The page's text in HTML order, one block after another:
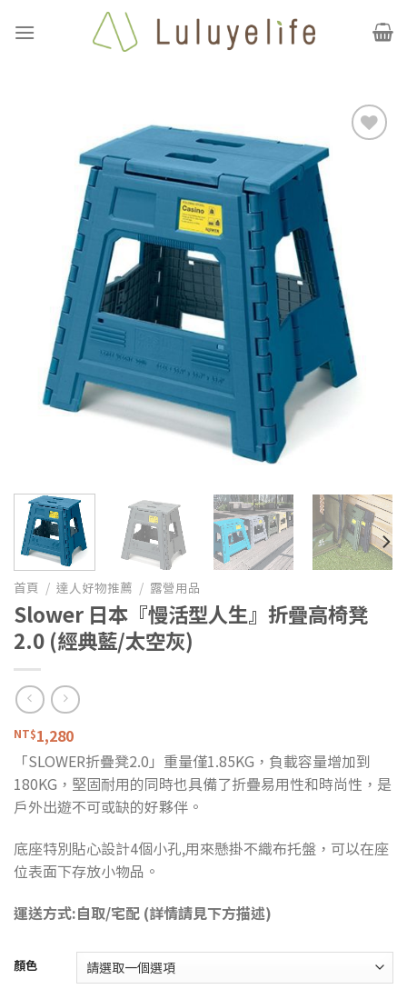
首頁 / 達人好物推薦 / 露營用品
Slower 日本『慢活型人生』折疊高椅凳
2.0 (經典藍/太空灰)
NT$1,280
「SLOWER折疊凳2.0」重量僅1.85KG，負載容量增加到
180KG，堅固耐用的同時也具備了折疊易用性和時尚性，是
戶外出遊不可或缺的好夥伴。
底座特別貼心設計4個小孔,用來懸掛不織布托盤，可以在座
位表面下存放小物品。
運送方式:自取/宅配 (詳情請見下方描述)
顏色